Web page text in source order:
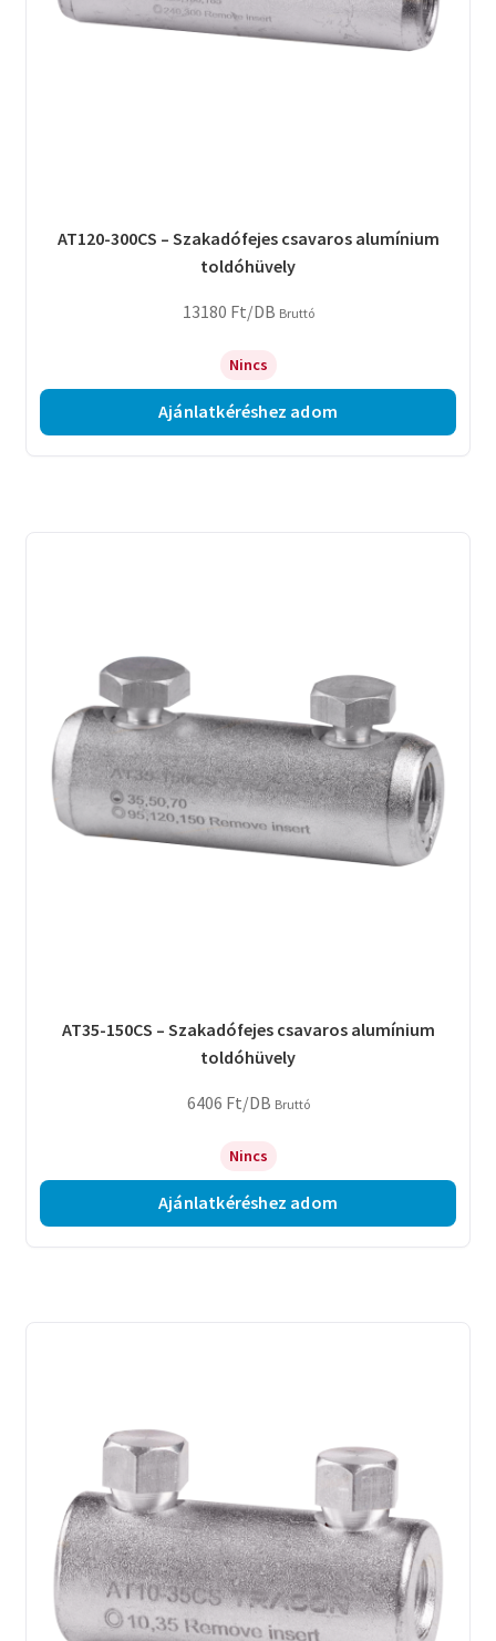
AT120-300CS – Szakadófejes csavaros alumínium
toldóhüvely
13180 Ft/DB Bruttó
Nincs
Ajánlatkéréshez adom
AT35-150CS – Szakadófejes csavaros alumínium
toldóhüvely
6406 Ft/DB Bruttó
Nincs
Ajánlatkéréshez adom